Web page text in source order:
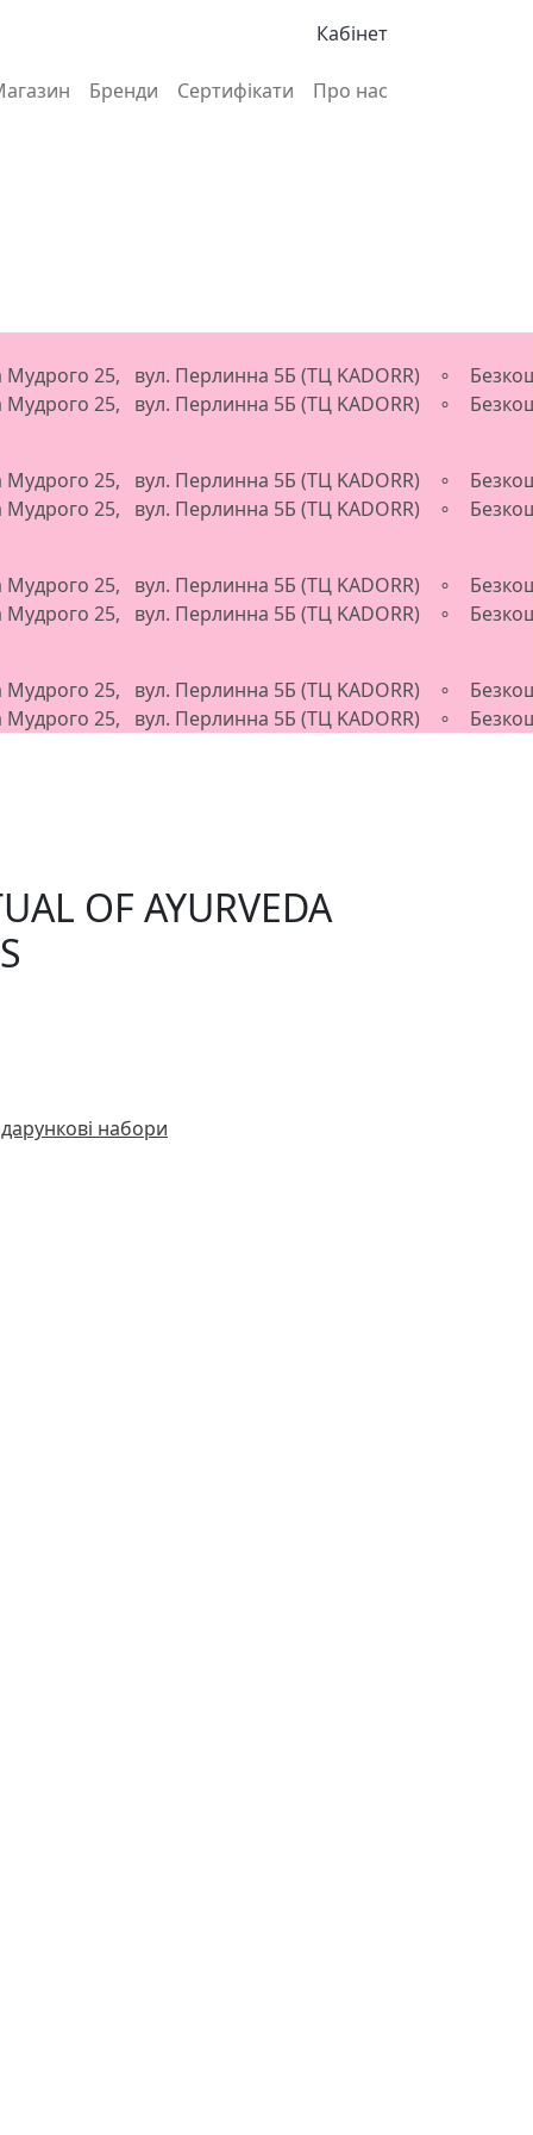
Кабінет
Бренди Сертифікати Про нас
25, вул. Перлинна 5Б (ТЦ KADORR) ∘
25, вул. Перлинна 5Б (ТЦ KADORR) ∘
25, вул. Перлинна 5Б (ТЦ KADORR) ∘
25, вул. Перлинна 5Б (ТЦ KADORR) ∘
25, вул. Перлинна 5Б (ТЦ KADORR) ∘
25, вул. Перлинна 5Б (ТЦ KADORR) ∘
25, вул. Перлинна 5Б (ТЦ KADORR) ∘
25, вул. Перлинна 5Б (ТЦ KADORR) ∘
OF AYURVEDA
набори